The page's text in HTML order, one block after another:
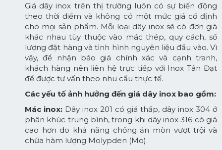
Giá dây inox trên thị trường luôn có sự biến động
theo thời điểm và không có một mức giá cố định
cho mọi sản phẩm. Mỗi loại dây inox sẽ có đơn giá
khác nhau tùy thuộc vào mác thép, quy cách, số
lượng đặt hàng và tình hình nguyên liệu đầu vào. Vì
vậy, để nhận báo giá chính xác và cạnh tranh,
khách hàng nên liên hệ trực tiếp với Inox Tân Đạt
để được tư vấn theo nhu cầu thực tế.
Các yếu tố ảnh hưởng đến giá dây inox bao gồm:
Mác inox: Dây inox 201 có giá thấp, dây inox 304 ở
phân khúc trung bình, trong khi dây inox 316 có giá
cao hơn do khả năng chống ăn mòn vượt trội và
chứa hàm lượng Molypden (Mo).